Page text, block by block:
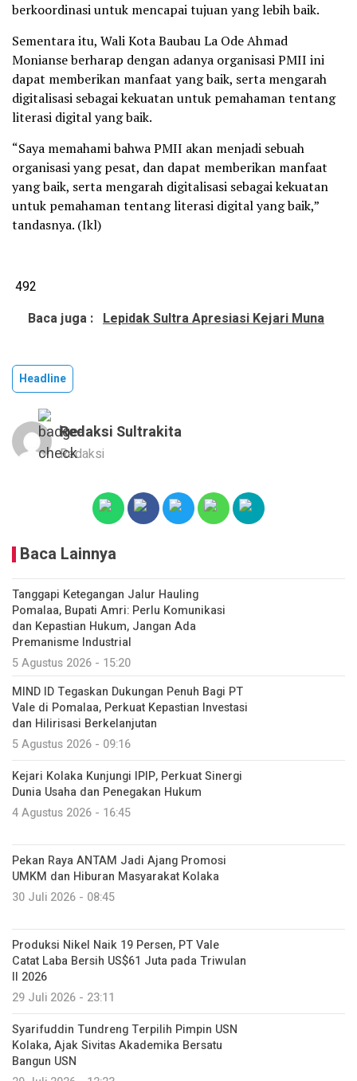
berkoordinasi untuk mencapai tujuan yang lebih baik.
Sementara itu, Wali Kota Baubau La Ode Ahmad
Monianse berharap dengan adanya organisasi PMII ini
dapat memberikan manfaat yang baik, serta mengarah
digitalisasi sebagai kekuatan untuk pemahaman tentang
literasi digital yang baik.
“Saya memahami bahwa PMII akan menjadi sebuah
organisasi yang pesat, dan dapat memberikan manfaat
yang baik, serta mengarah digitalisasi sebagai kekuatan
untuk pemahaman tentang literasi digital yang baik,”
tandasnya. (Ikl)
492
Baca juga : Lepidak Sultra Apresiasi Kejari Muna
Headline
Redaksi Sultrakita
Redaksi
Baca Lainnya
Tanggapi Ketegangan Jalur Hauling
Pomalaa, Bupati Amri: Perlu Komunikasi
dan Kepastian Hukum, Jangan Ada
Premanisme Industrial
5 Agustus 2026 - 15:20
MIND ID Tegaskan Dukungan Penuh Bagi PT
Vale di Pomalaa, Perkuat Kepastian Investasi
dan Hilirisasi Berkelanjutan
5 Agustus 2026 - 09:16
Kejari Kolaka Kunjungi IPIP, Perkuat Sinergi
Dunia Usaha dan Penegakan Hukum
4 Agustus 2026 - 16:45
Pekan Raya ANTAM Jadi Ajang Promosi
UMKM dan Hiburan Masyarakat Kolaka
30 Juli 2026 - 08:45
Produksi Nikel Naik 19 Persen, PT Vale
Catat Laba Bersih US$61 Juta pada Triwulan
II 2026
29 Juli 2026 - 23:11
Syarifuddin Tundreng Terpilih Pimpin USN
Kolaka, Ajak Sivitas Akademika Bersatu
Bangun USN